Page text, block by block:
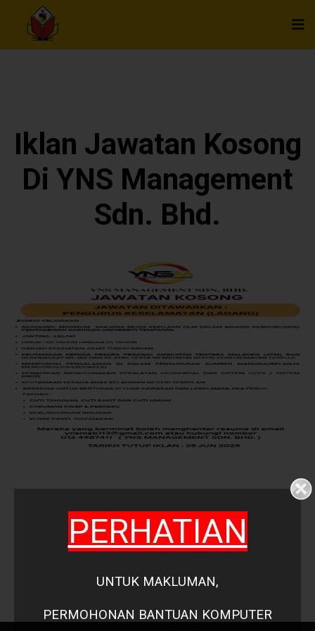
Iklan Jawatan Kosong
Di YNS Management
Sdn. Bhd.
PERHATIAN
UNTUK MAKLUMAN,
PERMOHONAN BANTUAN KOMPUTER